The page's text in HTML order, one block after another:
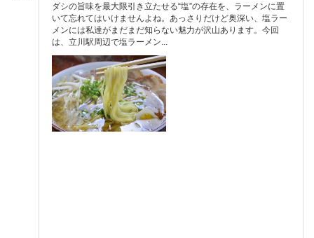
ダシの旨味を最大限引き立たせる“塩”の存在を、ラーメンに置
いて忘れてはいけませんよね。あっさりだけど奥深い、塩ラー
メンには私達がまだまだ知らない魅力が沢山あります。今回
は、立川駅周辺で塩ラーメン...